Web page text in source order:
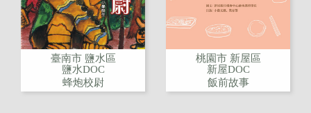
臺南市 鹽水區
鹽水DOC
蜂炮校尉
桃園市 新屋區
新屋DOC
飯前故事